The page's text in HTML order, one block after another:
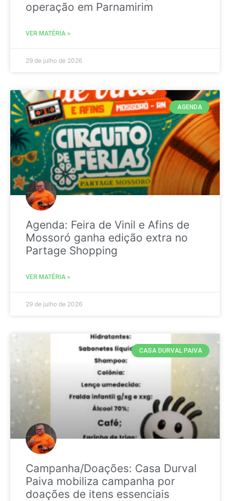
operação em Parnamirim
VER MATÉRIA »
29 de julho de 2026
AGENDA
Agenda: Feira de Vinil e Afins de
Mossoró ganha edição extra no
Partage Shopping
VER MATÉRIA »
29 de julho de 2026
CASA DURVAL PAIVA
Campanha/Doações: Casa Durval
Paiva mobiliza campanha por
doações de itens essenciais